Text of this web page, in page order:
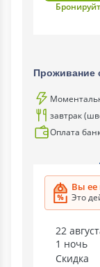
Проживание
завтрак
Оплата
Вы
Это
22
1 ночь
Скидка